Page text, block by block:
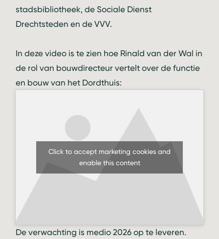
stadsbibliotheek, de Sociale Dienst
Drechtsteden en de VVV.
In deze video is te zien hoe Rinald van der Wal in
de rol van bouwdirecteur vertelt over de functie
en bouw van het Dordthuis:
Click to accept marketing cookies and
enable this content
De verwachting is medio 2026 op te leveren.